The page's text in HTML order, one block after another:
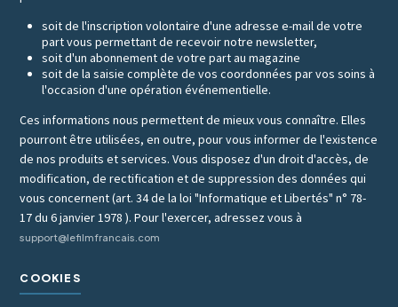
soit de l'inscription volontaire d'une adresse e-mail de votre
part vous permettant de recevoir notre newsletter,
soit d'un abonnement de votre part au magazine
soit de la saisie complète de vos coordonnées par vos soins à
l'occasion d'une opération événementielle.
Ces informations nous permettent de mieux vous connaître. Elles
pourront être utilisées, en outre, pour vous informer de l'existence
de nos produits et services. Vous disposez d'un droit d'accès, de
modification, de rectification et de suppression des données qui
vous concernent (art. 34 de la loi "Informatique et Libertés" n° 78-
17 du 6 janvier 1978 ). Pour l'exercer, adressez vous à
support@lefilmfrancais.com
COOKIES